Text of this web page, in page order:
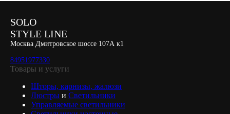
SOLO
STYLE LINE
Москва Дмитровское шоссе 107А к1
84951977330
Товары и услуги
Шторы, карнизы, жалюзи
Люстры и Светильники
Управляемые светильники